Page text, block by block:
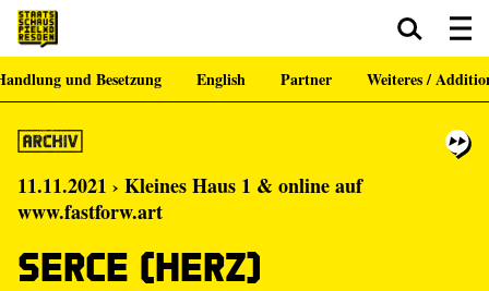
Zum Hauptinhalt springen Zum Footer springen
und Besetzung English Partner Weiteres /
11.11.2021 › Kleines Haus 1 & online auf
www.fastforw.art
Serce (Herz)